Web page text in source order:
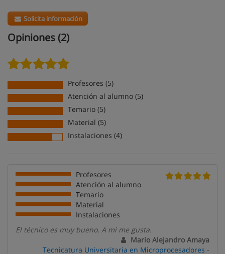
Solicita información
Opiniones (2)
Profesores (5)
Atención al alumno (5)
Temario (5)
Material (5)
Instalaciones (4)
Profesores
Atención al alumno
Temario
Material
Instalaciones
El técnico es muy bueno. A mi me gusta.
Mario Alejandro Amaya
Tecnicatura Universitaria en Microprocesadores -